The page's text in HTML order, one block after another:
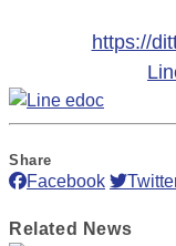
https://
Share
Facebook
Related
News